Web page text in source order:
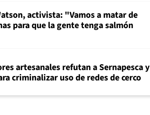
activista: "Vamos a matar de
para que la gente tenga salmón
artesanales refutan a Sernapesca y
criminalizar uso de redes de cerco